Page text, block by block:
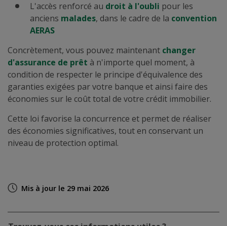
L'accès renforcé au droit à l'oubli pour les
anciens malades, dans le cadre de la convention
AERAS
Concrètement, vous pouvez maintenant changer
d'assurance de prêt à n'importe quel moment, à
condition de respecter le principe d'équivalence des
garanties exigées par votre banque et ainsi faire des
économies sur le coût total de votre crédit immobilier.
Cette loi favorise la concurrence et permet de réaliser
des économies significatives, tout en conservant un
niveau de protection optimal.
Mis à jour le 29 mai 2026